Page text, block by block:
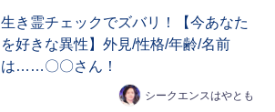
生き霊チェックでズバリ！【今あなた
を好きな異性】外見/性格/年齢/名前
は……〇〇さん！
シークエンスはやとも